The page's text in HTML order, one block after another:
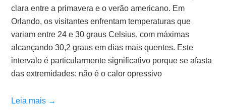
clara entre a primavera e o verão americano. Em
Orlando, os visitantes enfrentam temperaturas que
variam entre 24 e 30 graus Celsius, com máximas
alcançando 30,2 graus em dias mais quentes. Este
intervalo é particularmente significativo porque se afasta
das extremidades: não é o calor opressivo
Leia mais →